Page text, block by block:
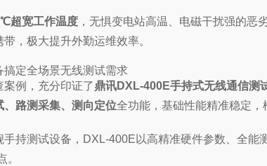
超宽工作温度 ，无惧变电站高温、电磁干扰强的恶
，极大提升外勤运维效率。
搞定全场景无线测试需求
例，充分印证了鼎讯DXL-400E手持式无线通信测
、路测采集、测向定位全功能，基础性能精准稳定，
持测试设备，DXL-400E以高精准硬件参数、全
。